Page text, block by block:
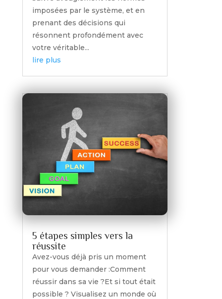
imposées par le système, et en
prenant des décisions qui
résonnent profondément avec
votre véritable...
lire plus
5 étapes simples vers la
réussite
Avez-vous déjà pris un moment
pour vous demander :Comment
réussir dans sa vie ?Et si tout était
possible ? Visualisez un monde où